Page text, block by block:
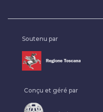
Soutenu par
Conçu et géré par